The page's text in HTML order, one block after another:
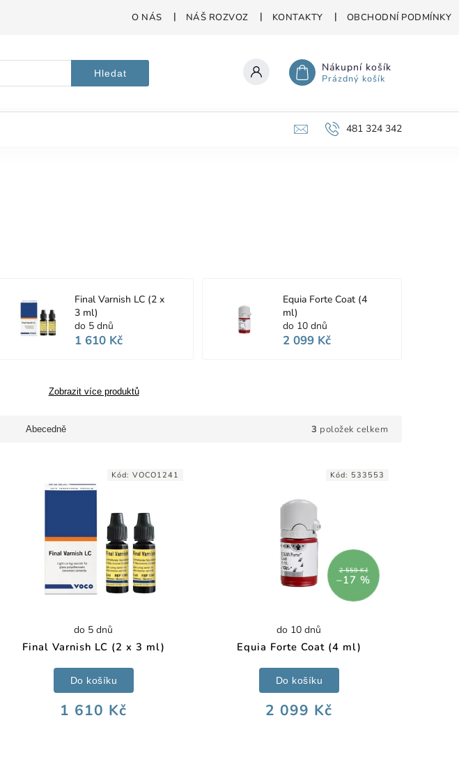
O NÁS NÁŠ ROZVOZ KONTAKTY OBCHODNÍ PODMÍNKY
Hledat Nákupní košík
Prázdný košík
481 324 342
Final Varnish LC (2 x
3 ml)
do 5 dnů
1 610 Kč
Equia Forte Coat (4
ml)
do 10 dnů
2 099 Kč
Zobrazit více produktů
Abecedně 3 položek celkem
Final Varnish LC (2 x 3 ml)
do 5 dnů
1 610 Kč
Do košíku
Kód:VOCO1241
2 559 Kč
–17 %
Equia Forte Coat (4 ml)
do 10 dnů
2 099 Kč
Do košíku
Kód: 533553